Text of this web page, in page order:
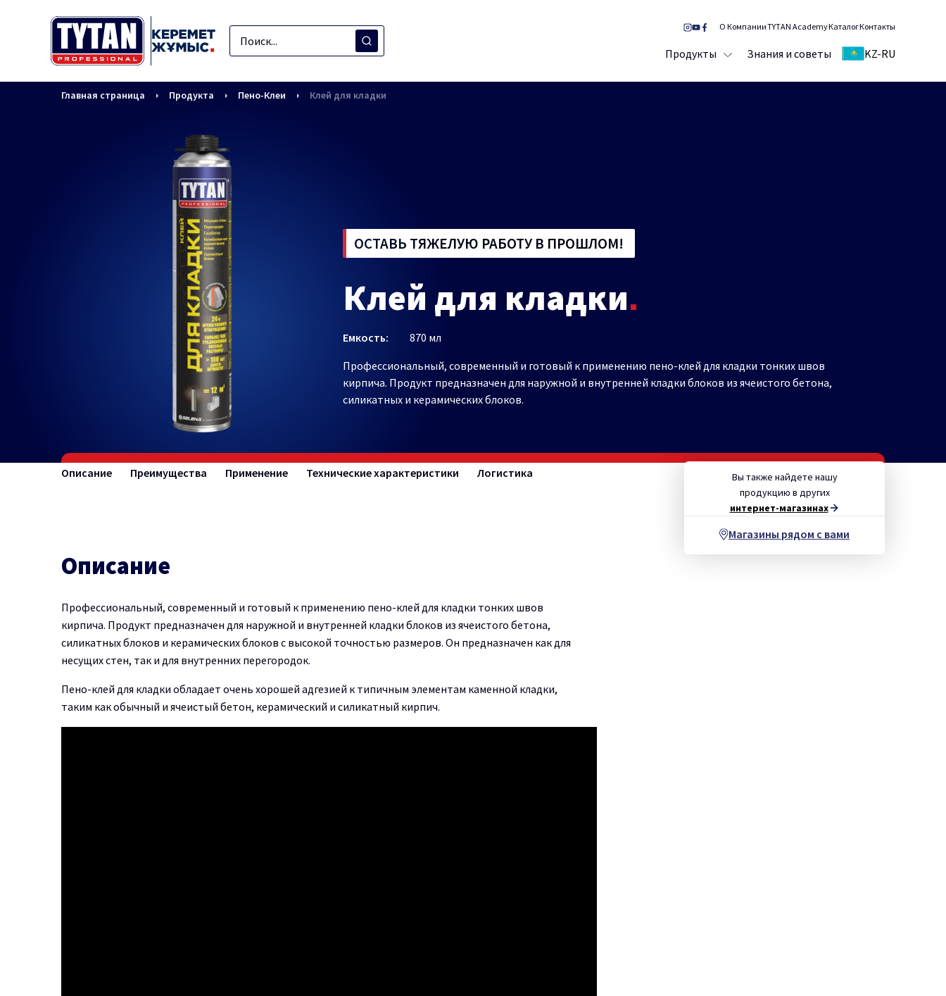
Продукты Знания и советы KZ-RU
О КомпанииTYTAN AcademyКаталогКонтакты
Главная страница Продукта Пено-Клеи Клей для кладки
ОСТАВЬ ТЯЖЕЛУЮ РАБОТУ В ПРОШЛОМ!
Клей для кладки
Емкость:
870 мл
Профессиональный, современный и готовый к применению пено-клей для кладки тонких швов
кирпича. Продукт предназначен для наружной и внутренней кладки блоков из ячеистого бетона,
силикатных и керамических блоков.
Вы также найдете нашу
продукцию в других
интернет-магазинах
Магазины рядом с вами
Описание Преимущества Применение Технические характеристики Логистика
Описание
Профессиональный, современный и готовый к применению пено-клей для кладки тонких швов
кирпича. Продукт предназначен для наружной и внутренней кладки блоков из ячеистого бетона,
силикатных блоков и керамических блоков с высокой точностью размеров. Он предназначен как для
несущих стен, так и для внутренних перегородок.
Пено-клей для кладки обладает очень хорошей адгезией к типичным элементам каменной кладки,
таким как обычный и ячеистый бетон, керамический и силикатный кирпич.